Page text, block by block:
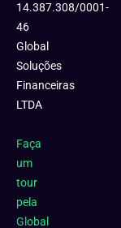
14.387.308/0001-
46
Global
Soluções
Financeiras
LTDA
Faça
um
tour
pela
Global